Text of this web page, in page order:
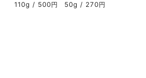
110g / 500円 50g / 270円